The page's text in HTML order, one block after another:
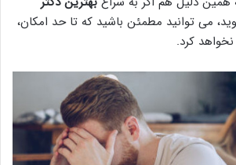
می توانید مطمئن باشید که تا حد امکان،
کرد.